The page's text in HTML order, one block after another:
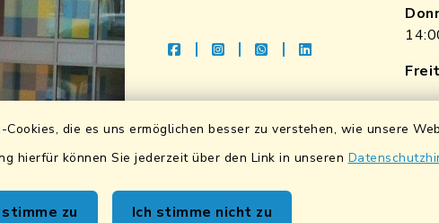
die es uns ermöglichen besser zu verstehen, wie unsere
hierfür können Sie jederzeit über den Link in unseren
stimme zu Ich stimme nicht zu
facebookinstagramwhatsapplinkedin
Sparkasse Lkrs. Schwandorf
BIC: BYLADEM1SAD